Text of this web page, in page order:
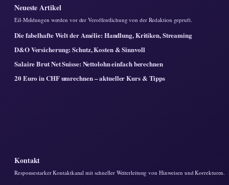
Neueste Artikel
Eil-Meldungen werden vor der Veroffentlichung von der Redaktion gepruft.
Die fabelhafte Welt der Amélie: Handlung, Kritiken, Streaming
D&O Versicherung: Schutz, Kosten & Sinnvoll
Salaire Brut Net Suisse: Nettolohn einfach berechnen
20 Euro in CHF umrechnen – aktueller Kurs & Tipps
Kontakt
Responsestarker Kontaktkanal mit schneller Weiterleitung von Hinweisen und Korrekturen.